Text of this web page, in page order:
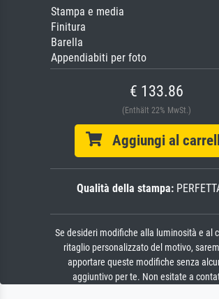
Stampa e media
Finitura
Barella
Appendiabiti per foto
€ 133.86
(Enthält 22% MwSt.)
Aggiungi al
Qualità della stampa:
Se desideri modifiche alla luminosità e al
ritaglio personalizzato del motivo,
apportare queste modifiche senza
aggiuntivo per te. Non esitate a